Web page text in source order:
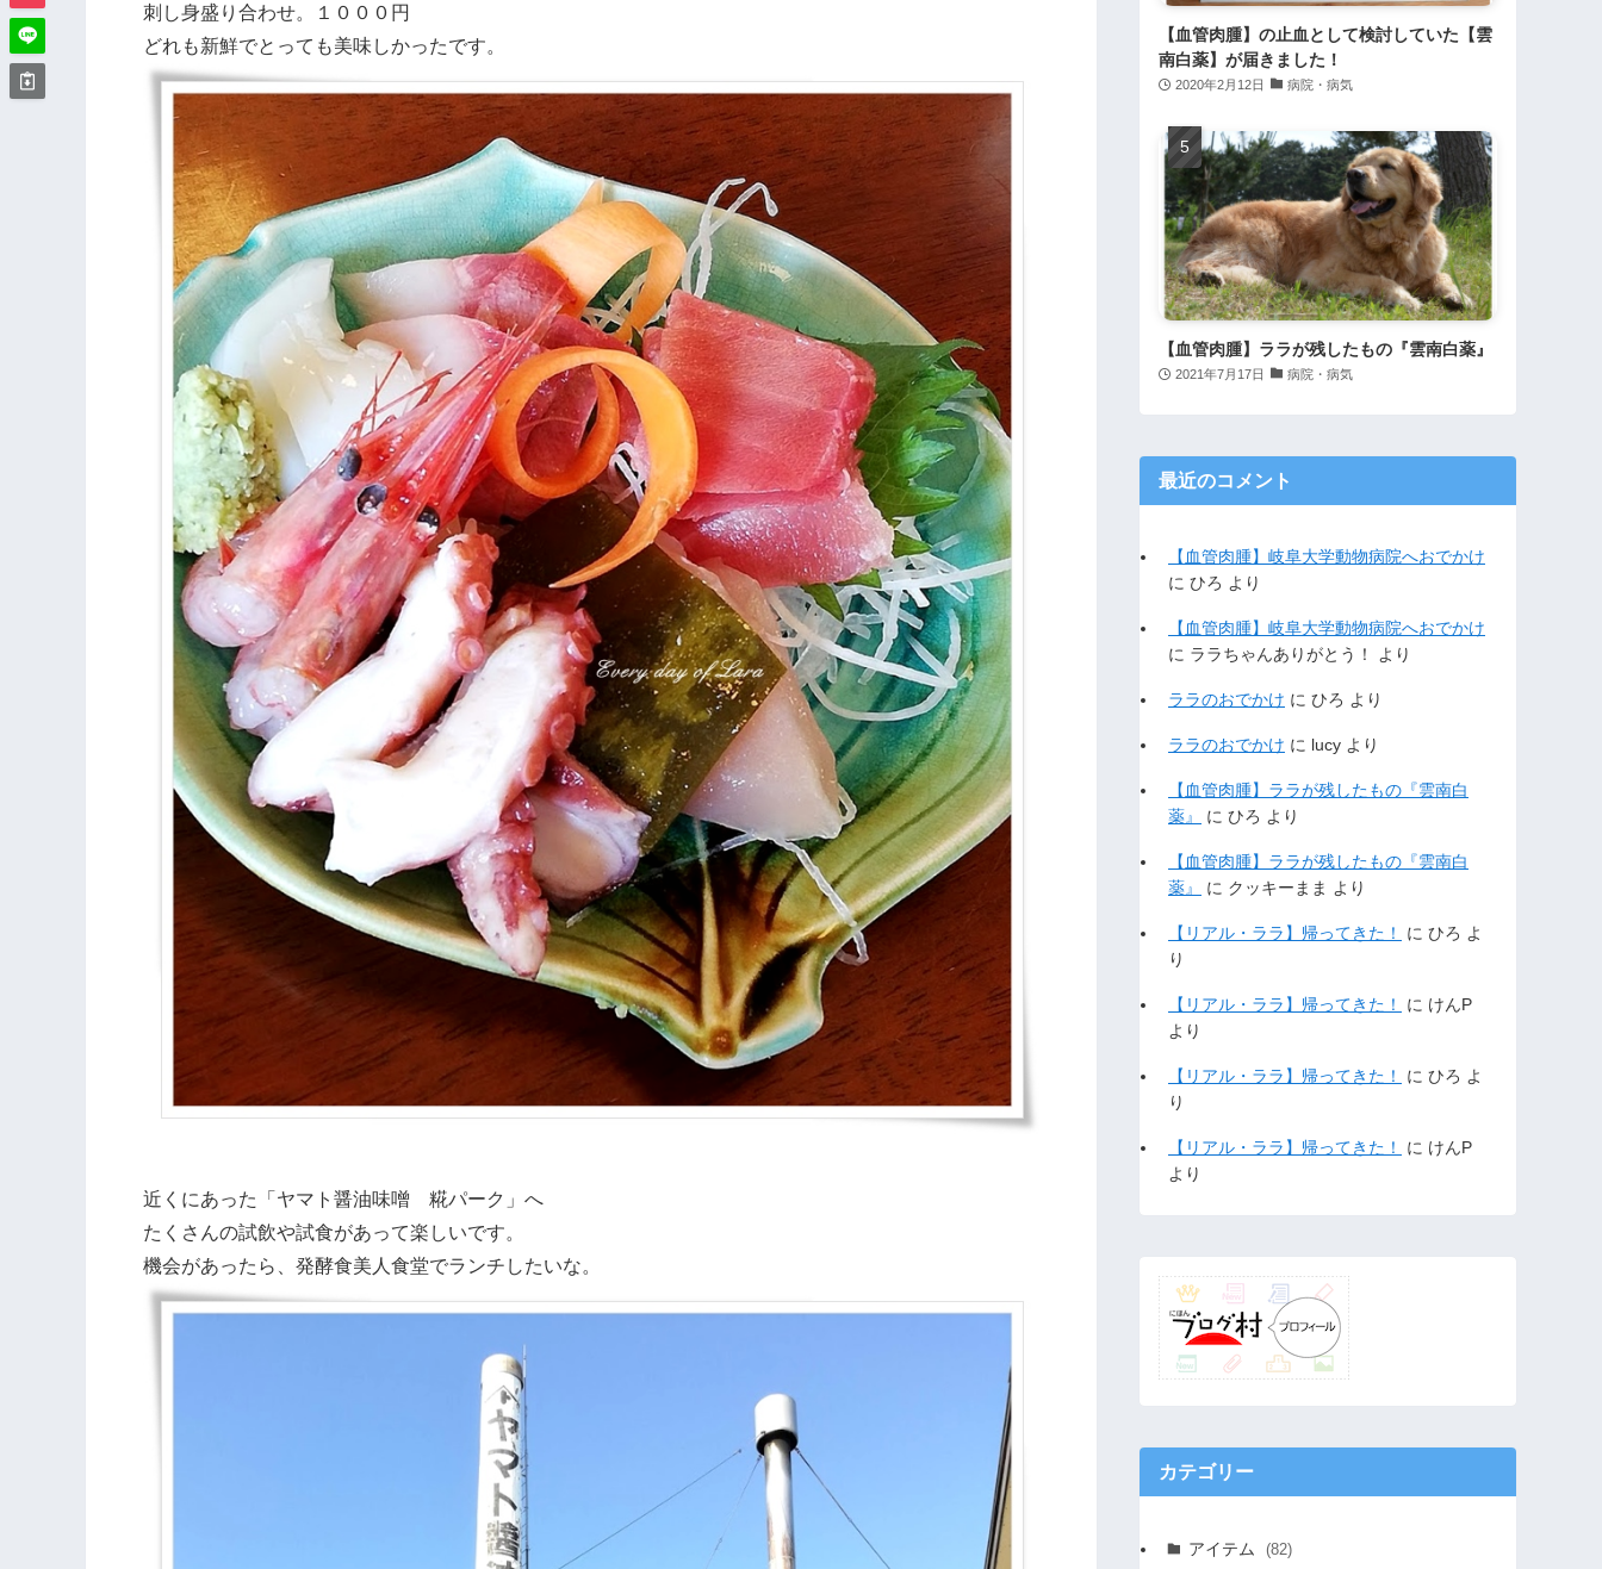
刺し身盛り合わせ。１０００円
どれも新鮮でとっても美味しかったです。
近くにあった「ヤマト醤油味噌 糀パーク」へ
たくさんの試飲や試食があって楽しいです。
機会があったら、発酵食美人食堂でランチしたいな。
【血管肉腫】の止血として検討していた【雲
南白薬】が届きました！
2020年2月12日 病院・病気
【血管肉腫】ララが残したもの『雲南白薬』
2021年7月17日 病院・病気
最近のコメント
【血管肉腫】岐阜大学動物病院へおでかけ
に ひろ より
【血管肉腫】岐阜大学動物病院へおでかけ
に ララちゃんありがとう！ より
ララのおでかけ に ひろ より
ララのおでかけ に lucy より
【血管肉腫】ララが残したもの『雲南白
薬』
に ひろ より
【血管肉腫】ララが残したもの『雲南白
薬』
に クッキーまま より
【リアル・ララ】帰ってきた！ に ひろ よ
り
【リアル・ララ】帰ってきた！ に けんP
より
【リアル・ララ】帰ってきた！ に ひろ よ
り
【リアル・ララ】帰ってきた！ に けんP
より
カテゴリー
アイテム (82)